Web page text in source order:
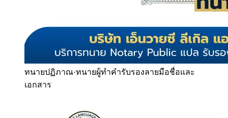
ทนายปฏิภาณ·ทนายผู้ทำคำรับรองลายมือชื่อและ
เอกสาร